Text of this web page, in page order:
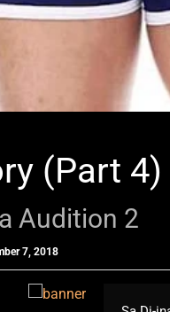
(Part 4)
Audition 2
7, 2018